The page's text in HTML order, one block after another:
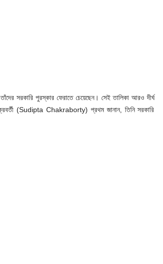
সরকারি পুরস্কার ফেরাতে চেয়েছেন। সেই তালিকা আরও দীর্ঘ
(Sudipta Chakraborty) প্রথম জানান, তিনি সরকারি